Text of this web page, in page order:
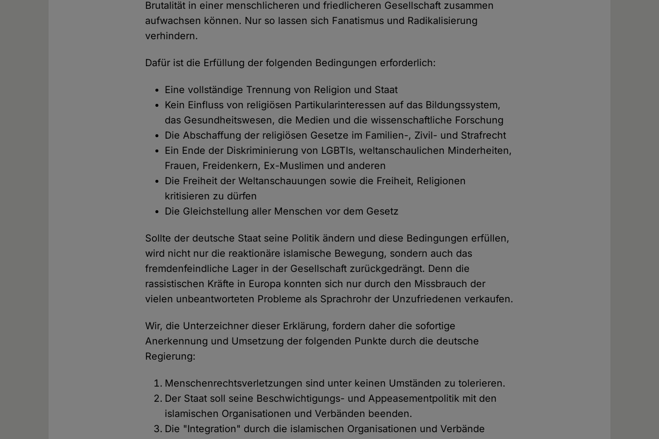
Brutalität in einer menschlicheren und friedlicheren Gesellschaft zusammen
aufwachsen können. Nur so lassen sich Fanatismus und Radikalisierung
verhindern.
Dafür ist die Erfüllung der folgenden Bedingungen erforderlich:
Eine vollständige Trennung von Religion und Staat
Kein Einfluss von religiösen Partikularinteressen auf das Bildungssystem,
das Gesundheitswesen, die Medien und die wissenschaftliche Forschung
Die Abschaffung der religiösen Gesetze im Familien-, Zivil- und Strafrecht
Ein Ende der Diskriminierung von LGBTIs, weltanschaulichen Minderheiten,
Frauen, Freidenkern, Ex-Muslimen und anderen
Die Freiheit der Weltanschauungen sowie die Freiheit, Religionen
kritisieren zu dürfen
Die Gleichstellung aller Menschen vor dem Gesetz
Sollte der deutsche Staat seine Politik ändern und diese Bedingungen erfüllen,
wird nicht nur die reaktionäre islamische Bewegung, sondern auch das
fremdenfeindliche Lager in der Gesellschaft zurückgedrängt. Denn die
rassistischen Kräfte in Europa konnten sich nur durch den Missbrauch der
vielen unbeantworteten Probleme als Sprachrohr der Unzufriedenen verkaufen.
Wir, die Unterzeichner dieser Erklärung, fordern daher die sofortige
Anerkennung und Umsetzung der folgenden Punkte durch die deutsche
Regierung:
Menschenrechtsverletzungen sind unter keinen Umständen zu tolerieren.
Der Staat soll seine Beschwichtigungs- und Appeasementpolitik mit den
islamischen Organisationen und Verbänden beenden.
Die "Integration" durch die islamischen Organisationen und Verbände